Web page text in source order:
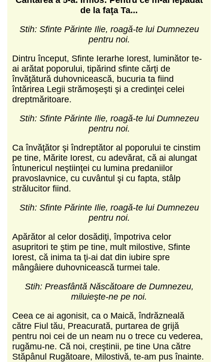
de la faţa Ta...
Stih: Sfinte Părinte Ilie, roagă-te lui Dumnezeu
pentru noi.
Dintru început, Sfinte Ierarhe Iorest, luminător te-
ai arătat poporului, tipărind sfinte cărţi de
învăţătură duhovnicească, bucuria ta fiind
întărirea Legii strămoşeşti şi a credinţei celei
dreptmăritoare.
Stih: Sfinte Părinte Ilie, roagă-te lui Dumnezeu
pentru noi.
Ca învăţător şi îndreptător al poporului te cinstim
pe tine, Mărite Iorest, cu adevărat, că ai alungat
întunericul neştiinţei cu lumina predaniilor
pravoslavnice, cu cuvântul şi cu fapta, stâlp
strălucitor fiind.
Stih: Sfinte Părinte Ilie, roagă-te lui Dumnezeu
pentru noi.
Apărător al celor dosădiţi, împotriva celor
asupritori te ştim pe tine, mult milostive, Sfinte
Iorest, că inima ta ţi-ai dat din iubire spre
mângâiere duhovnicească turmei tale.
Stih: Preasfântă Născătoare de Dumnezeu,
miluieşte-ne pe noi.
Ceea ce ai agonisit, ca o Maică, îndrăzneală
către Fiul tău, Preacurată, purtarea de grijă
pentru noi cei de un neam nu o trece cu vederea,
rugămu-ne. Că noi, creştinii, pe tine Una către
Stăpânul Rugătoare, Milostivă, te-am pus înainte.